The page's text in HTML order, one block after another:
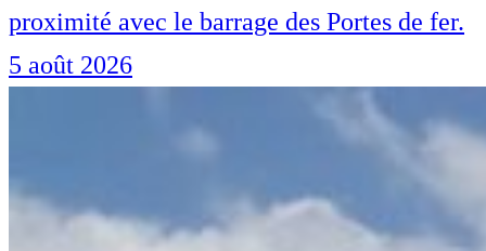
proximité avec le barrage des Portes de fer.
5 août 2026